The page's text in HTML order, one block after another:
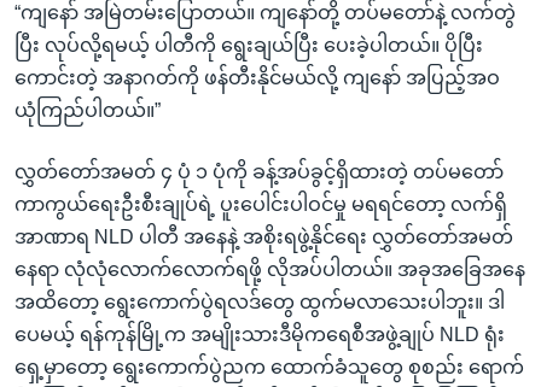
“ကျနော် အမြဲတမ်းပြောတယ်။ ကျနော်တို့ တပ်မတော်နဲ့ လက်တွဲ
ပြီး လုပ်လို့ရမယ့် ပါတီကို ရွေးချယ်ပြီး ပေးခဲ့ပါတယ်။ ပိုပြီး
ကောင်းတဲ့ အနာဂတ်ကို ဖန်တီးနိုင်မယ်လို့ ကျနော် အပြည့်အဝ
ယုံကြည်ပါတယ်။”
လွှတ်တော်အမတ် ၄ ပုံ ၁ ပုံကို ခန့်အပ်ခွင့်ရှိထားတဲ့ တပ်မတော်
ကာကွယ်ရေးဦးစီးချုပ်ရဲ့ ပူးပေါင်းပါဝင်မှု မရရင်တော့ လက်ရှိ
အာဏာရ NLD ပါတီ အနေနဲ့ အစိုးရဖွဲ့နိုင်ရေး လွှတ်တော်အမတ်
နေရာ လုံလုံလောက်လောက်ရဖို့ လိုအပ်ပါတယ်။ အခုအခြေအနေ
အထိတော့ ရွေးကောက်ပွဲရလဒ်တွေ ထွက်မလာသေးပါဘူး။ ဒါ
ပေမယ့် ရန်ကုန်မြို့က အမျိုးသားဒီမိုကရေစီအဖွဲ့ချုပ် NLD ရုံး
ရှေ့မှာတော့ ရွေးကောက်ပွဲညက ထောက်ခံသူတွေ စုစည်း ရောက်